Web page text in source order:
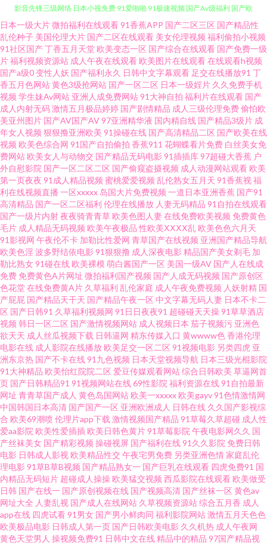
国产欧美成人精品综合 欧美色欧美网 豆花成人在线 欧美日韩在线视频精品
影音先锋三级网络 日本小视免费 91爱啪啪 91极速视频 国产Av级福利 国产欧
美精 欧美口韩中文字目 中文字幕43页 91探花熟女在线播放 91午夜福利免费
www91熟女 日韩不卡五区 91n免费 91蜜桃传媒 欧美人兽1级 51全国探花社
区 国产精品码一区 激情都市瑟瑟瑟 草莓视频入口 日本性交 91刺激片 国产精
品操逼情人网站 日韩视频a 91情侣在线视频 久久日精品人妻 AV网站免费在线
观看 人妻久久精品 91美女网站 国产亚洲欧美成人 91N福利网 欧美人与兽
91v国产精品酒视频 ts米兰黑丝另类 美女被草网站 51福利导航 91在线观看官
网 久久成人导 亚洲色欧美色性爱春色 爱打炮影院 日韩无码第2页 国产一A一a
91V免费 91视频登陆 91在线国产视频观看免费 91黄色在线观看 囯产精品久
久 日日综合色网 91国产网址 操国产精品 青娱乐福利导航 91成人网站 福利社
伊人 青娱乐福利导航91 91免费在线破视频 黄色视屏av 亚洲97婷婷亚洲 91网
页视频入口在线观看 论坛91视频在线 亚洲久久蜜桃网站 91竹菊国产熟女 久
久嫩草精品久久 91论坛在线观看 国产精品色在线 婷婷在线观看一区二区 国
内肏屄在线观看 www97大香蕉 老牛五月天色 亚欧成人毛片 91视频在线免费
观看 久久福利二区 亚洲国产y片在线看 91在线白 久草欧美日本 变态另类av
色拍拍最新网址 91四虎影院视频在线播放 超碰91人人操 深爱婷婷网 超碰97
国产在线观看 欧美国产欧美亚洲国产 91九色蝌蚪熟女露脸 国产岳母理论9 四
日本一级大片微拍福利在线观看91香蕉APP 国产二区三区 国产精品性
乱伦种子 美国伦理大片 国产二区在线观看 美女伦理视频 福利偷拍小视频
91社区国产丁香五月天堂 欧美变态一区 国产综合在线观看 国产免费一级
片福利视频资源站 成人午夜在线观看 欧美图片在线观看在线观看h视频
国产a级0变性人妖 国产福利永久 日韩中文字幕观看 足交在线播放91 丁
香五月色网站黄色3级抢网站 国产一区二区 日本一级婬片 久久免费手机
视频 学生妹Av网站 亚洲人成免费网站91大神自拍 福利片在线观看 国产
成人内射无码激情五月极品婷婷 国产剧情精品 成人三级伦理免费偷怕欧
美亚州图片 国产AV国产AV97亚洲精华液 国内精自线 国产精品3级片 成
年女人视频 狠狠撸亚洲欧美 91操碰在线 国产高清精品二区 国产欧美在线
视频 欧美色综合网 91国产自拍偷拍 香蕉911 花蝴蝶看片免费 白丝美女免
费网站 欧美女人与动物交 国产精品无码电影 91插插库97超碰大香蕉 户
外自慰影院 国产一区二区二区 国产偷窥盗摄视频 成人动漫网站观看 欧美
第一页夜夜 91成人精品视频 蜜桃爱爱视频 乱伦熟女五月天 91香蕉视福
利在线视频直播 一区xxxxx 岛国大片免费视频 一道日本亚洲香蕉 国产91
高清精品 国产一区二区福利 伦理在线播放 人妻无码精品 91自拍在线观看
国产一级片内射夜夜骑青青草 欧美色图人妻在线免费欧美视频 免费黄色
毛片 成人精品无码视频 欧美午夜极品 性欧美ⅩⅩⅩⅩ乱 欧美色色六月天
91影视网 午夜伦不卡 加勒比性爱网 青草国产在线视频 亚洲国产精品导航
欧美色淫波多野结依电影 91狠狠撸 成人深夜电影 精品国产美女剃毛 加
勒比熟女91碰在线 欧美裸模萌白酱国产一区 美国一级AV 国产人在线成
免费 免费黄色A片网址 微拍福利国产视频 国产人成无码视频 国产原创区
色花堂在线免费黄A片 久草福利 乱伦家庭 成人午夜免费视频 人妖射精 国
产屁屁 国产精品天干天 国产精品午夜一区 中文字幕无码人妻 日本不卡二
区 国产日韩91 久草福利视频网 91日日夜夜91 超碰碰天天操91草草酒店
视频 韩日一区二区 国产激情视频网站 成人视频日本 茄子视频污 亚洲色
欲天天 成人丝瓜视频下载 日韩逼网 精东传媒入口 黄wwww色香港伦理
电影在线 成人影院在线播放 欧美足交一区二区 91视频电影 另类四虎 亚
洲东京热 国产不卡在线91九色视频 日本天堂视频导航 日本三级光棍影院
91大神精品 欧美怡红院院二区 爱豆传媒观看网站综合日韩欧美 草逼网首
页 国产日韩精品91 91视频网站在线69性影院 福利资源在线91自拍最新
网址 青青草国产成人 黄色岛国网站 欧美一xxxxx 欧美gayv91色情激情网
中国韩国日本高清 国产国产一区 亚洲欧洲成人 日韩在线 久久国产影视综
合 欧美69潮喷伦理片app下载 激情视频国产精品 91草莓久草超碰 成人性
爱aa影院 欧美性爱插插 欧美日韩色黄片91草莓影院 午夜电影网久久 国
产丝袜美女 国产精彩视频 操碰视屏 国产福利在线91久久影院 免费日韩
电影 日韩成人影视 欧美精品性交 午夜宅男免费 另类亚洲色情家庭乱伦
理电影 91草B草B视频 国产精品熟女一 国产巨乳在线观看 四虎免费91 国
内精品无码短片 超碰成人操操 欧美猛交视频 西瓜影院在线观看 欧美做受
日韩 国产在线一 国产原创视频在线 国产视频高清 国产丝袜一区 黄色av
网址大全 人妻乱视 国产成人在线网站 久草视频资源站综合五月香 成人
app在线 四虎试看91男女 国产男小鲜肉同 福利影院网站激情五月天色色
欧美极品电影 日韩成人第一页 国产日韩欧美电影 久久机热 成人午夜网
黄色天堂男人 操视频免费91 日韩中文在线精品中的精品 97国产精品视